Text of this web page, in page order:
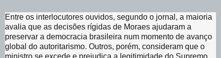
Entre os interlocutores ouvidos, segundo o jornal, a maioria
avalia que as decisões rígidas de Moraes ajudaram a
preservar a democracia brasileira num momento de avanço
global do autoritarismo. Outros, porém, consideram que o
ministro se excede e prejudica a legitimidade do Supremo.